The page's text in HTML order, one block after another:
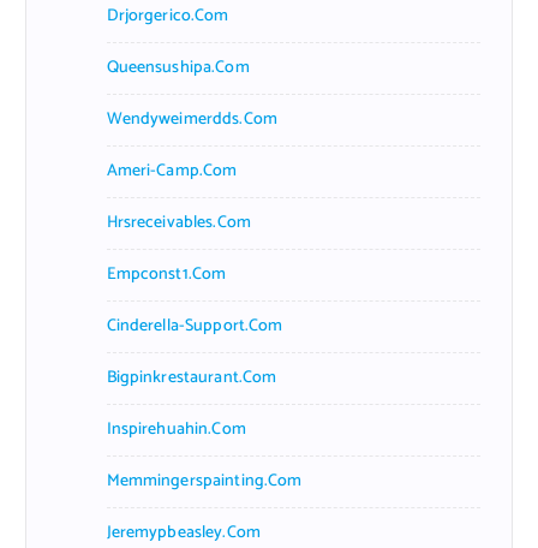
Drjorgerico.com
Queensushipa.com
Wendyweimerdds.com
Ameri-Camp.com
Hrsreceivables.com
Empconst1.com
Cinderella-Support.com
Bigpinkrestaurant.com
Inspirehuahin.com
Memmingerspainting.com
Jeremypbeasley.com